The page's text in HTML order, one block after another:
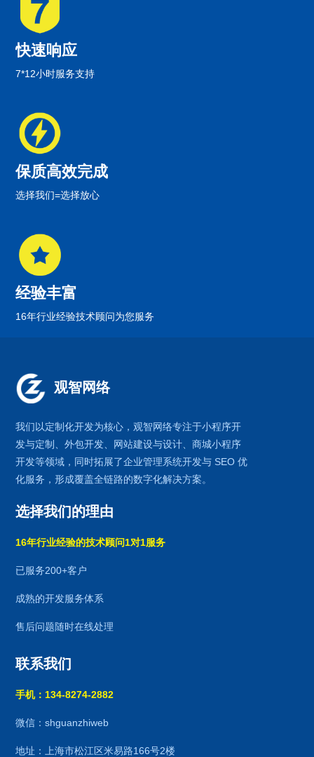
快速响应
7*12小时服务支持
保质高效完成
选择我们=选择放心
经验丰富
16年行业经验技术顾问为您服务
观智网络
我们以定制化开发为核心，观智网络专注于小程序开
发与定制、外包开发、 网站建设与设计、商城小程序
开发等领域，同时拓展了企业管理系统开发与 SEO 优
化服务，形成覆盖全链路的数字化解决方案。
选择我们的理由
16年行业经验的技术顾问1对1服务
已服务200+客户
成熟的开发服务体系
售后问题随时在线处理
联系我们
手机：134-8274-2882
微信：shguanzhiweb
地址：上海市松江区米易路166号2楼